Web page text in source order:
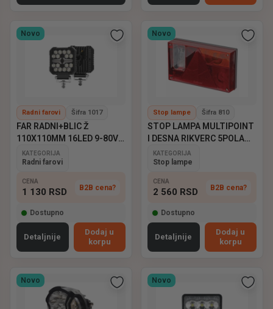
Novo
Radni farovi Šifra 1017
FAR RADNI+BLIC Ž
110X110MM 16LED 9-80V
EMARK
KATEGORIJA
Radni farovi
CENA
1 130 RSD B2B cena?
Dostupno
Detaljnije
Dodaj u
korpu
Novo
Stop lampe Šifra 810
STOP LAMPA MULTIPOINT
I DESNA RIKVERC 5POLA
ASPOCK
KATEGORIJA
Stop lampe
CENA
2 560 RSD B2B cena?
Dostupno
Detaljnije
Dodaj u
korpu
Novo Novo